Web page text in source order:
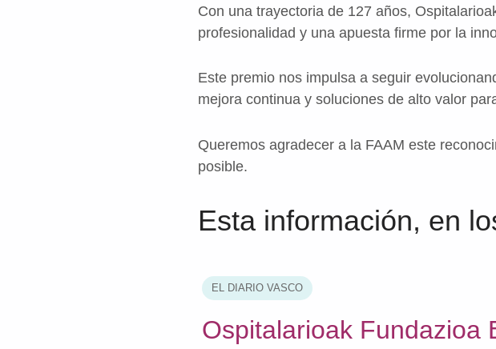
Con una trayectoria de 127 años,
profesionalidad y una apuesta firme por la
Este premio nos impulsa a seguir
mejora continua y soluciones de alto valor
Queremos agradecer a la FAAM este
posible.
Esta información, en
EL DIARIO VASCO
Ospitalarioak Fundazioa